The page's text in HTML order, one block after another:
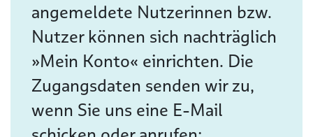
angemeldete Nutzerinnen bzw.
Nutzer können sich nachträglich
»Mein Konto« einrichten. Die
Zugangsdaten senden wir zu,
wenn Sie uns eine E-Mail